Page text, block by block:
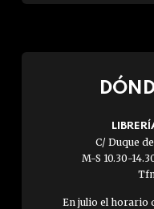
C/ Duque
M-S 10.30-
En julio el horario